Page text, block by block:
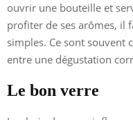
ouvrir une bouteille et
profiter de ses arômes, il
simples. Ce sont souvent
entre une dégustation
Le bon verre